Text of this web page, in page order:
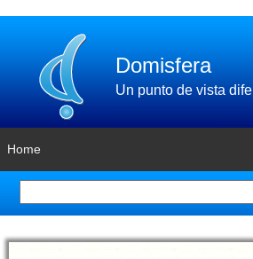
Domisfera
Un punto de vista
Home